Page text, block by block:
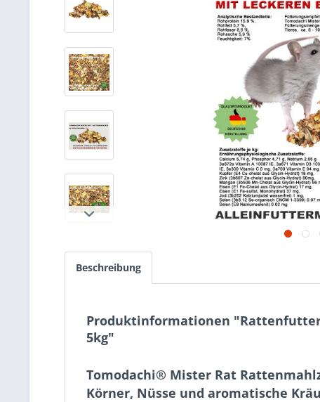
Beschreibung
Produktinformationen
5kg"
Tomodachi® Mister Rat
Körner, Nüsse und aromatische